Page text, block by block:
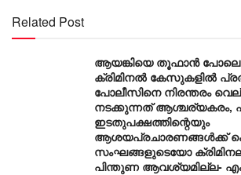
Related Post
ആയങ്കിയെ തൂഫാൻ
ക്രിമിനൽ കേസുകളിൽ
പോലീസിനെ നിരന്തരം
നടക്കുന്നത് ആശ്ചര്യകരം,
ഇടതുപക്ഷത്തിന്റെയും
ആശയപ്രചാരണങ്ങൾക്ക്
സംഘങ്ങളുടെയോ
പിന്തുണ ആവശ്യമില്ല-